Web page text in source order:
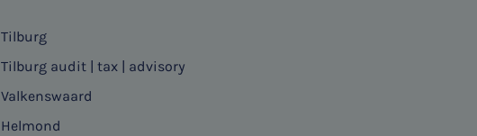
Tilburg
Tilburg audit | tax | advisory
Valkenswaard
Helmond